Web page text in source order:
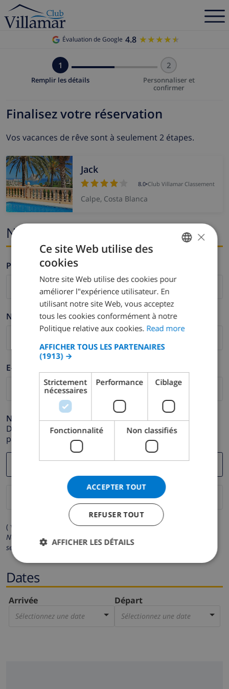
Évaluation de Google 4.8 ★★★★★
★★★★★
1
Remplir les détails
2
Personnaliser et
confirmer
Finalisez votre réservation
Vos vacances de rêve sont à seulement 2 étapes.
Jack
8.0•Club Villamar Classement
Calpe, Costa Blanca
Nom et adresse e-mail
Prénom *
Nom de famille *
E-mail *
Numéro de téléphone *
Dans le cas où votre adresse e-mail ne fonctionnerait
pas correctement.
( * Les champs avec un astérisque sont obligatoires )
Nous respectons votre vie privée.Vos données personnelles ne
seront pas communiquées à des tiers.
Dates
Arrivée
Sélectionnez une date
Départ
Sélectionnez une date
DUTCH
SPANISH
GERMAN
CATALAN
DANISH
NORWEGIAN
×
Ce site Web utilise des
cookies
Notre site Web utilise des cookies pour
améliorer l"expérience utilisateur. En
utilisant notre site Web, vous acceptez
tous les cookies conformément à notre
Politique relative aux cookies. Read more
AFFICHER TOUS LES PARTENAIRES
(1913) →
Strictement
nécessaires
Performance Ciblage
Fonctionnalité Non classifiés
ACCEPTER TOUT
REFUSER TOUT
AFFICHER LES DÉTAILS